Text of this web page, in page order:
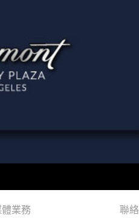
業務 聯